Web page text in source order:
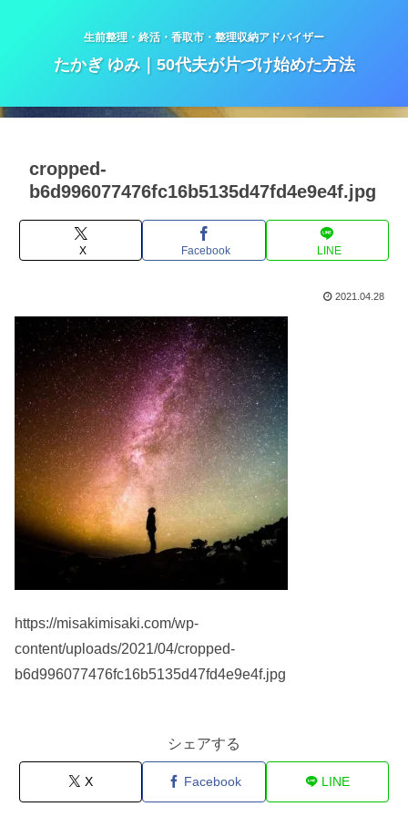
生前整理・終活・香取市・整理収納アドバイザー
たかぎ ゆみ｜50代夫が片づけ始めた方法
cropped-
b6d996077476fc16b5135d47fd4e9e4f.jpg
X Facebook LINE
2021.04.28
https://misakimisaki.com/wp-
content/uploads/2021/04/cropped-
b6d996077476fc16b5135d47fd4e9e4f.jpg
シェアする
X Facebook LINE